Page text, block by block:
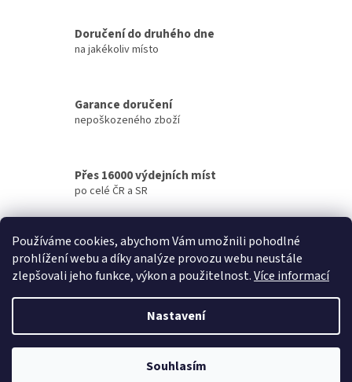
Používáme cookies, abychom Vám umožnili pohodlné
prohlížení webu a díky analýze provozu webu neustále
zlepšovali jeho funkce, výkon a použitelnost.Více informací
Nastavení
Souhlasím
c
y
p
i
u
á
Doručení do druhého dne
na jakékoliv místo
Garance doručení
nepoškozeného zboží
Přes 16000 výdejních míst
po celé ČR a SR
Doprava zdarma
u vybraných produktů
Vytvořil Shoptet
Energy uzdravuje. Všechna práva vyhrazena.